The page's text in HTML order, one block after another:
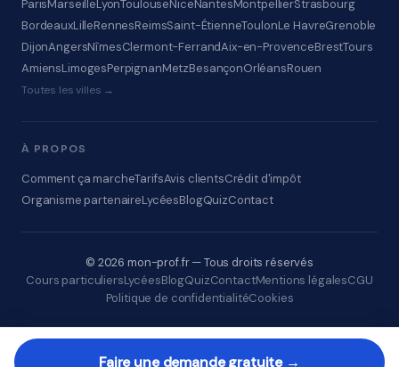
Faire une demande gratuite →
ParisMarseilleLyonToulouseNiceNantesMontpellierStrasbourg
BordeauxLilleRennesReimsSaint-ÉtienneToulonLe HavreGrenoble
DijonAngersNîmesClermont-FerrandAix-en-ProvenceBrestTours
AmiensLimogesPerpignanMetzBesançonOrléansRouen
Toutes les villes →
À PROPOS
Comment ça marcheTarifsAvis clientsCrédit d'impôt
Organisme partenaireLycéesBlogQuizContact
© 2026 mon-prof.fr — Tous droits réservés
Cours particuliersLycéesBlogQuizContactMentions légalesCGU
Politique de confidentialitéCookies